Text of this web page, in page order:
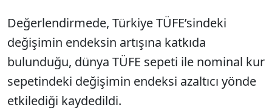
Değerlendirmede, Türkiye TÜFE’sindeki
değişimin endeksin artışına katkıda
bulunduğu, dünya TÜFE sepeti ile nominal kur
sepetindeki değişimin endeksi azaltıcı yönde
etkilediği kaydedildi.